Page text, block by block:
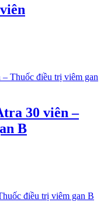
30 viên –
B